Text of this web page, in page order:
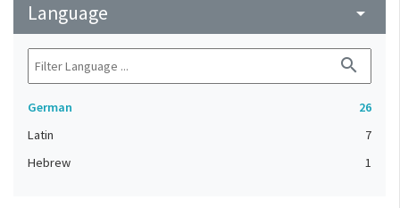
Language arrow_drop_down
search
German
26
Latin
7
Hebrew
1